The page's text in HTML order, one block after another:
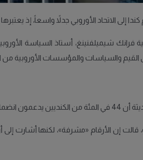
إلى الاتحاد الأوروبي جدلاً واسعاً، إذ
القيم والسياسات والمؤسسات الأوروبية من
ما ذكرت «بوليتيكو».